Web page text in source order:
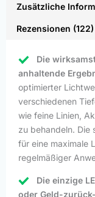
Zusätzliche
Rezensionen (122)
Die
anhaltende
optimierter
verschiedenen
wie feine Linien,
zu behandeln.
für eine maximale
regelmäßiger
Die einzige
oder Geld-